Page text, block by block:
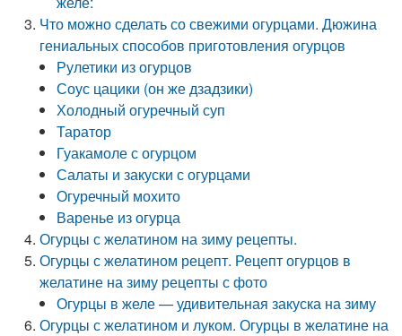
Что можно сделать со свежими огурцами. Дюжина
гениальных способов приготовления огурцов
Рулетики из огурцов
Соус цацики (он же дзадзики)
Холодный огуречный суп
Таратор
Гуакамоле с огурцом
Салаты и закуски с огурцами
Огуречный мохито
Варенье из огурца
Огурцы с желатином на зиму рецепты.
Огурцы с желатином рецепт. Рецепт огурцов в
желатине на зиму рецепты с фото
Огурцы в желе — удивительная закуска на зиму
Огурцы с желатином и луком. Огурцы в желатине на